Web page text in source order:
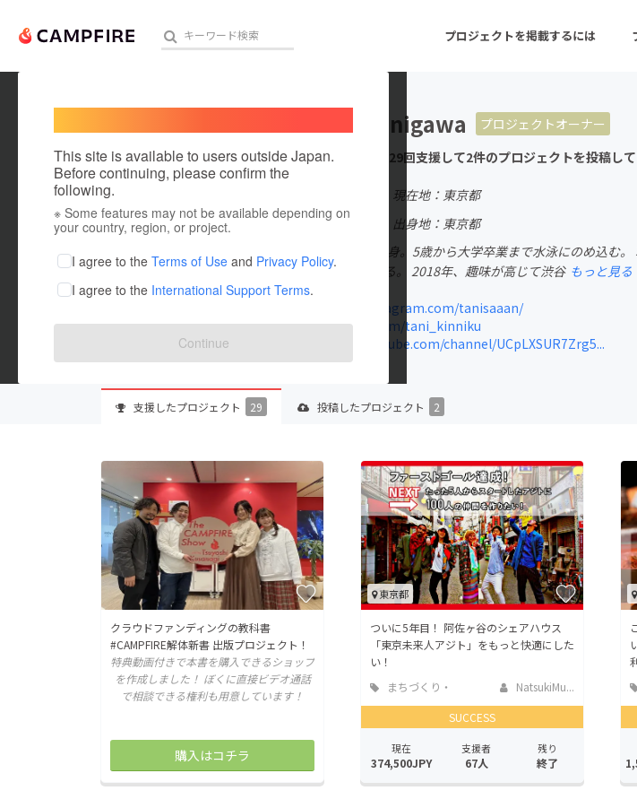
プロジェクトを掲載するには
人気のプロジェクト 注目のリターン 注目の新着プロジェクト
アート・写真 音楽
テクノロジー・ガジェット
ゲーム・サービス開発
映像・映画
ビジネス・起業
チャレンジ
まちづくり・地域活性化
CAMPFIREふるさと納税
This site is available to users outside Japan.
Before continuing, please confirm the
following.
※ Some features may not be available depending on
your country, region, or project.
I agree to the Terms of Use and Privacy Policy.
I agree to the International Support Terms.
Continue
naototanigawa
プロジェクトオーナー
これまでに29回支援して2件のプロジェクトを投稿し
現在地：東京都
出身国：日本
出身地：東京都
1991年東京出身。5歳から大学卒業まで水泳にのめ込む
筋トレにハマる。 2018年、趣味が高じて渋谷 もっと見る
www.instagram.com/tanisaaan/
twitter.com/tani_kinniku
www.youtube.com/channel/UCpLXSUR7Zrg5...
支援したプロジェクト 29 投稿したプロジェクト 2
クラウドファンディングの教科書
#CAMPFIRE解体新書 出版プロジェクト！
特典動画付きで本書を購入できるショップ
を作成しました！ ぼくに直接ビデオ通話
で相談できる権利も用意しています！
購入はコチラ
東京都
ついに5年目！ 阿佐ヶ谷のシェアハウス
「東京未来人アジト」をもっと快適にした
い！
まちづくり・
地域活性化
NatsukiMu...
SUCCESS
現在
374,500JPY
支援者
67人
残り
終了